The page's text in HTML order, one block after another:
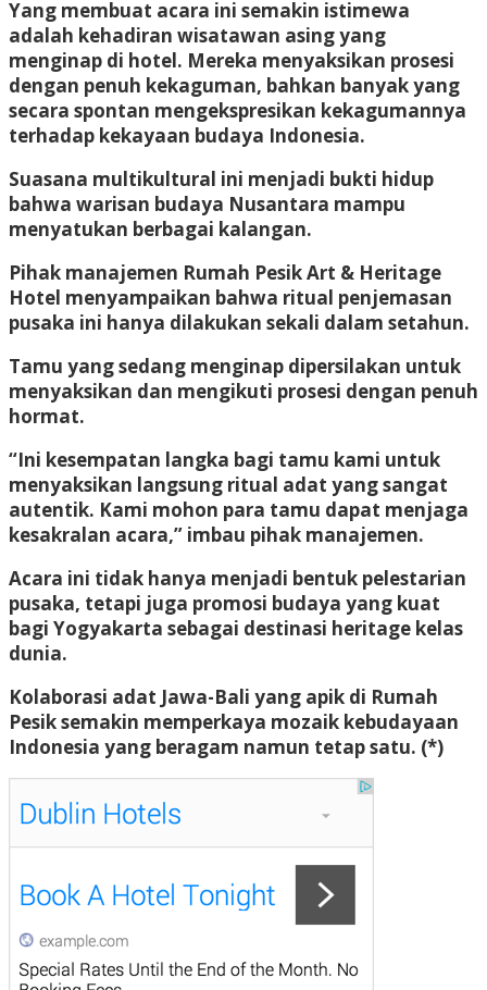
Yang membuat acara ini semakin istimewa
adalah kehadiran wisatawan asing yang
menginap di hotel. Mereka menyaksikan prosesi
dengan penuh kekaguman, bahkan banyak yang
secara spontan mengekspresikan kekagumannya
terhadap kekayaan budaya Indonesia.
Suasana multikultural ini menjadi bukti hidup
bahwa warisan budaya Nusantara mampu
menyatukan berbagai kalangan.
Pihak manajemen Rumah Pesik Art & Heritage
Hotel menyampaikan bahwa ritual penjemasan
pusaka ini hanya dilakukan sekali dalam setahun.
Tamu yang sedang menginap dipersilakan untuk
menyaksikan dan mengikuti prosesi dengan penuh
hormat.
“Ini kesempatan langka bagi tamu kami untuk
menyaksikan langsung ritual adat yang sangat
autentik. Kami mohon para tamu dapat menjaga
kesakralan acara,” imbau pihak manajemen.
Acara ini tidak hanya menjadi bentuk pelestarian
pusaka, tetapi juga promosi budaya yang kuat
bagi Yogyakarta sebagai destinasi heritage kelas
dunia.
Kolaborasi adat Jawa-Bali yang apik di Rumah
Pesik semakin memperkaya mozaik kebudayaan
Indonesia yang beragam namun tetap satu. (*)